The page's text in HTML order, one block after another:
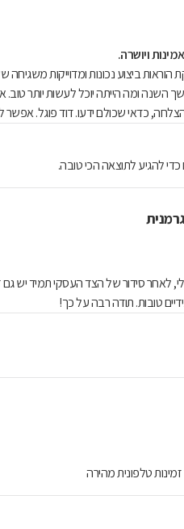
ויושרה.
ביצוע נכונות ומדוייקות משגיחה
ומה הייתה יוכל לעשות יותר טוב.
כדאי שכולם ידעו. דוד פוגל. אפשר
להגיע לתוצאה הכי טובה.
טובות. תודה רבה על כך!
טלפונית מהירה